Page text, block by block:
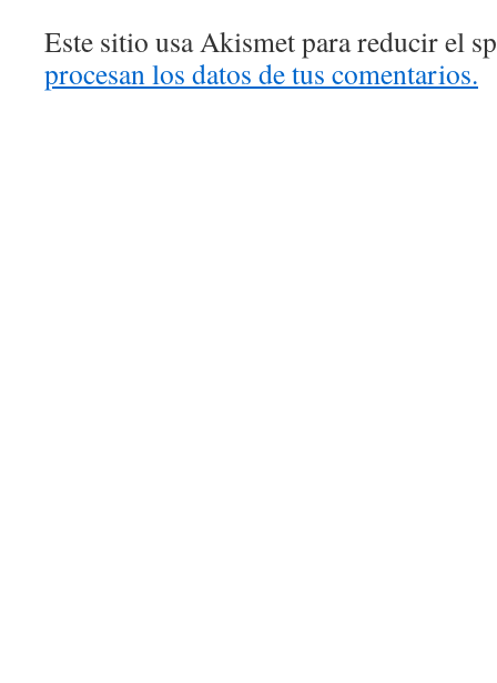
Este sitio usa Akismet para reducir el
procesan los datos de tus comentarios.